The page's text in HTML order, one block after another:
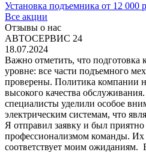
Установка подъемника от 12 000
Все акции
Отзывы о нас
АВТОСЕРВИС 24
18.07.2024
Важно отметить, что
уровне: все части подъемного
проверены. Политика компании
высокого качества
специалисты уделили особое
электрическим системам, что
Я отправил заявку и был
профессионализмом команды. Их
соответствует моим ожиданиям.